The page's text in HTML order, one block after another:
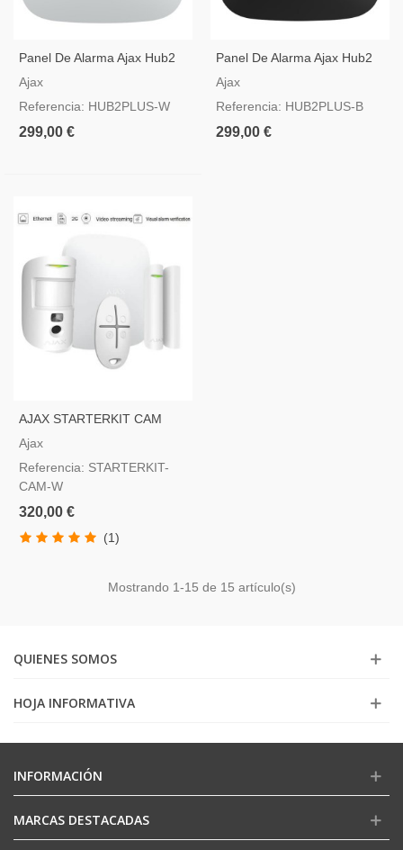
Panel De Alarma Ajax Hub2
Plus Blanca Con GSM, 3G,
Ajax
Referencia: HUB2PLUS-W
299,00 €
Panel De Alarma Ajax Hub2
Plus Negro Con GSM, 3G,
Ajax
Referencia: HUB2PLUS-B
299,00 €
AJAX STARTERKIT CAM
Com Motioncam, Color
Ajax
Referencia: STARTERKIT-
CAM-W
320,00 €
(1)
Mostrando 1-15 de 15 artículo(s)
QUIENES SOMOS
HOJA INFORMATIVA
INFORMACIÓN
MARCAS DESTACADAS